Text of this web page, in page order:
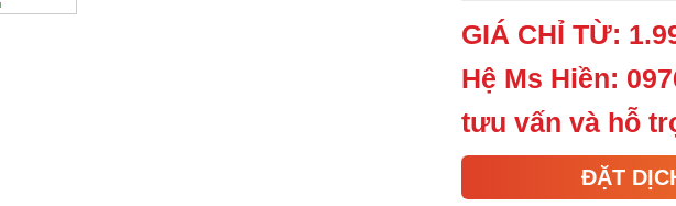
GIÁ CHỈ TỪ:
Hệ Ms Hiền:
tưu vấn và hỗ
ĐẶT